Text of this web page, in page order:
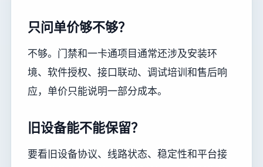
只问单价够不够？
不够。门禁和一卡通项目通常还涉及安装环
境、软件授权、接口联动、调试培训和售后响
应，单价只能说明一部分成本。
旧设备能不能保留？
要看旧设备协议、线路状态、稳定性和平台接